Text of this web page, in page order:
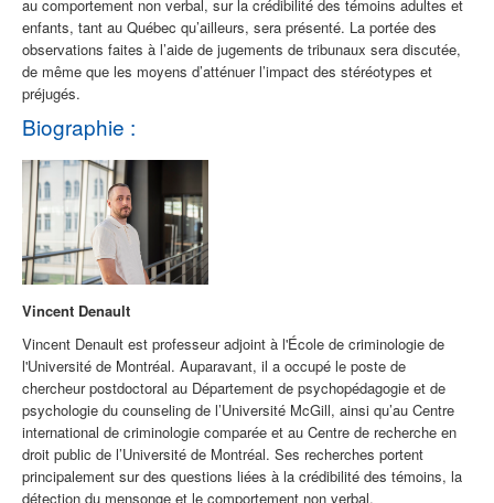
au comportement non verbal, sur la crédibilité des témoins adultes et
enfants, tant au Québec qu’ailleurs, sera présenté. La portée des
observations faites à l’aide de jugements de tribunaux sera discutée,
de même que les moyens d’atténuer l’impact des stéréotypes et
préjugés.
Biographie :
Vincent Denault
Vincent Denault est professeur adjoint à l'École de criminologie de
l'Université de Montréal. Auparavant, il a occupé le poste de
chercheur postdoctoral au Département de psychopédagogie et de
psychologie du counseling de l’Université McGill, ainsi qu’au Centre
international de criminologie comparée et au Centre de recherche en
droit public de l’Université de Montréal. Ses recherches portent
principalement sur des questions liées à la crédibilité des témoins, la
détection du mensonge et le comportement non verbal.